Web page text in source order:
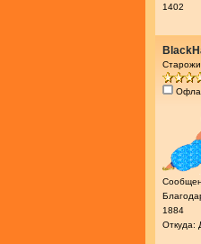
1402
1884
Откуда: